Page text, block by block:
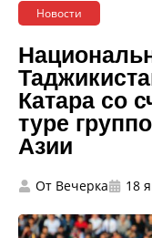
Новости
Катара со
туре
Азии
От Вечерка 18